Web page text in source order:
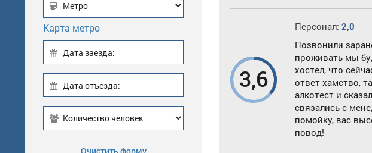
Карта метро
Дата заезда:
Дата отъезда: 3,6
Персонал:2,0
Позвонили
проживать мы
хостел, что
ответ хамство,
алкотест и
связались с
помойку, вас
повод!